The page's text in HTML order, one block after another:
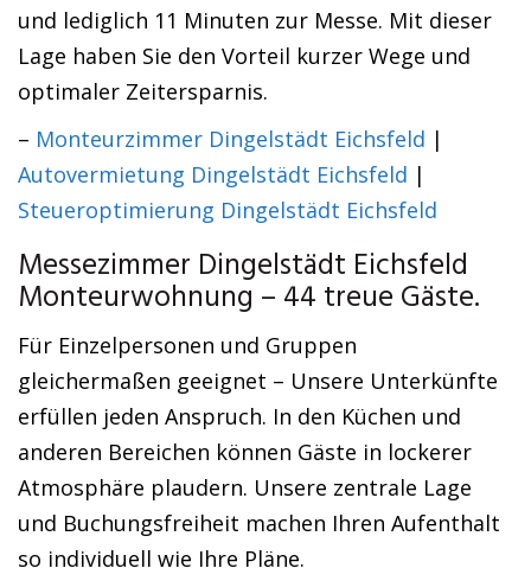
und lediglich 11 Minuten zur Messe. Mit dieser
Lage haben Sie den Vorteil kurzer Wege und
optimaler Zeitersparnis.
– Monteurzimmer Dingelstädt Eichsfeld |
Autovermietung Dingelstädt Eichsfeld |
Steueroptimierung Dingelstädt Eichsfeld
Messezimmer Dingelstädt Eichsfeld
Monteurwohnung – 44 treue Gäste.
Für Einzelpersonen und Gruppen
gleichermaßen geeignet – Unsere Unterkünfte
erfüllen jeden Anspruch. In den Küchen und
anderen Bereichen können Gäste in lockerer
Atmosphäre plaudern. Unsere zentrale Lage
und Buchungsfreiheit machen Ihren Aufenthalt
so individuell wie Ihre Pläne.